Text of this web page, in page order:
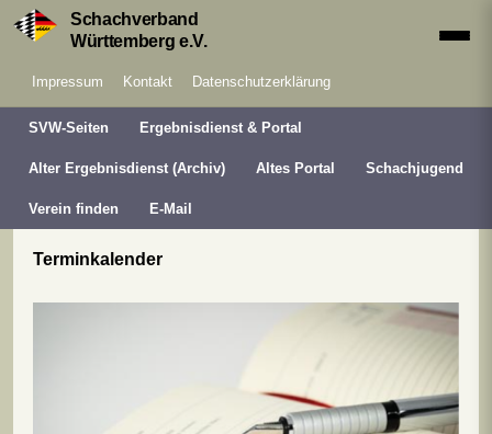
Schachverband
Württemberg e.V.
Impressum Kontakt Datenschutzerklärung
SVW-Seiten Ergebnisdienst & Portal
Alter Ergebnisdienst (Archiv) Altes Portal Schachjugend
Verein finden E-Mail
Terminkalender